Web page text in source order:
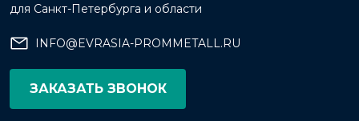
для Санкт-Петербурга и области
INFO@EVRASIA-PROMMETALL.RU
ЗАКАЗАТЬ ЗВОНОК